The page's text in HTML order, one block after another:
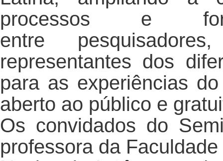
processos e
entre
representantes dos
para as experiências
aberto ao público e
Os convidados do
professora da